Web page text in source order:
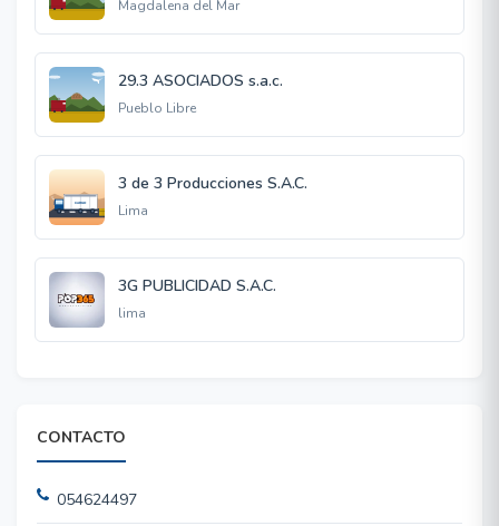
Magdalena del Mar
29.3 ASOCIADOS s.a.c.
Pueblo Libre
3 de 3 Producciones S.A.C.
Lima
3G PUBLICIDAD S.A.C.
lima
CONTACTO
054624497